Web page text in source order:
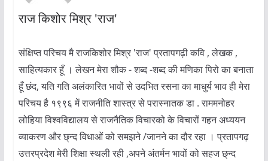
राज किशोर मिश्र 'राज'
संक्षिप्त परिचय मै राजकिशोर मिश्र 'राज' प्रतापगढ़ी कवि , लेखक ,
साहित्यकार हूँ । लेखन मेरा शौक - शब्द -शब्द की मणिका पिरो का बनाता
हूँ छंद, यति गति अलंकारित भावों से उदभित रसना का माधुर्य भाव ही मेरा
परिचय है १९९६ में राजनीति शास्त्र से परास्नातक डा . राममनोहर
लोहिया विश्वविद्यालय से राजनैतिक विचारको के विचारों गहन अध्ययन
व्याकरण और छ्न्द विधाओं को समझने /जानने का दौर रहा । प्रतापगढ़
उत्तरप्रदेश मेरी शिक्षा स्थली रही ,अपने अंतर्मन भावों को सहज छ्न्द